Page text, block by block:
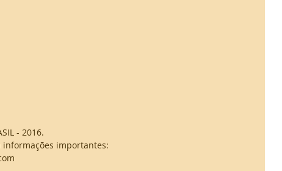
- 2016.
informações importantes: